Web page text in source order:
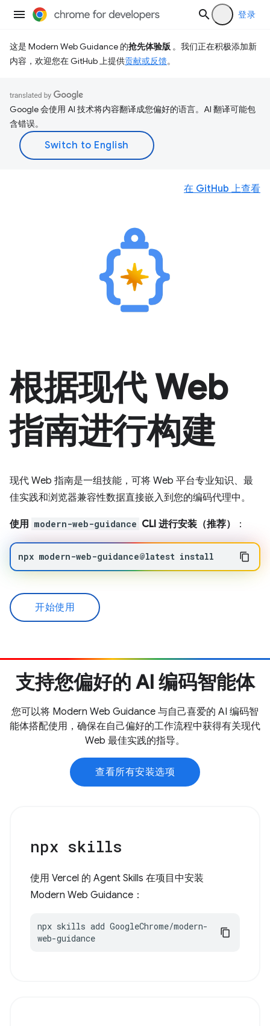
登录
这是 Modern Web Guidance 的抢先体验版 。我们正在积极添加新
内容，欢迎您在 GitHub 上提供贡献或反馈。
Google 会使用 AI 技术将内容翻译成您偏好的语言。AI 翻译可能包
含错误。
根据现代 Web
指南进行构建
现代 Web 指南是一组技能，可将 Web 平台专业知识、最
佳实践和浏览器兼容性数据直接嵌入到您的编码代理中。
使用 modern-web-guidance CLI 进行安装（推荐） ：
npx modern-web-guidance@latest install
开始使用
在 GitHub 上查看
支持您偏好的 AI 编码智能体
您可以将 Modern Web Guidance 与自己喜爱的 AI 编码智
能体搭配使用，确保在自己偏好的工作流程中获得有关现代
Web 最佳实践的指导。
查看所有安装选项
npx skills
使用 Vercel 的 Agent Skills 在项目中安装
Modern Web Guidance：
npx skills add GoogleChrome/modern-
web-guidance